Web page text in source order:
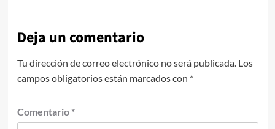
Deja un comentario
Tu dirección de correo electrónico no será publicada. Los
campos obligatorios están marcados con *
Comentario *